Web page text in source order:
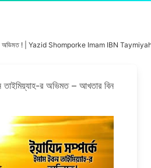
র অভিমত ! | Yazid Shomporke Imam IBN
তাইমিয়্যাহ-র অভিমত – আখতার বিন